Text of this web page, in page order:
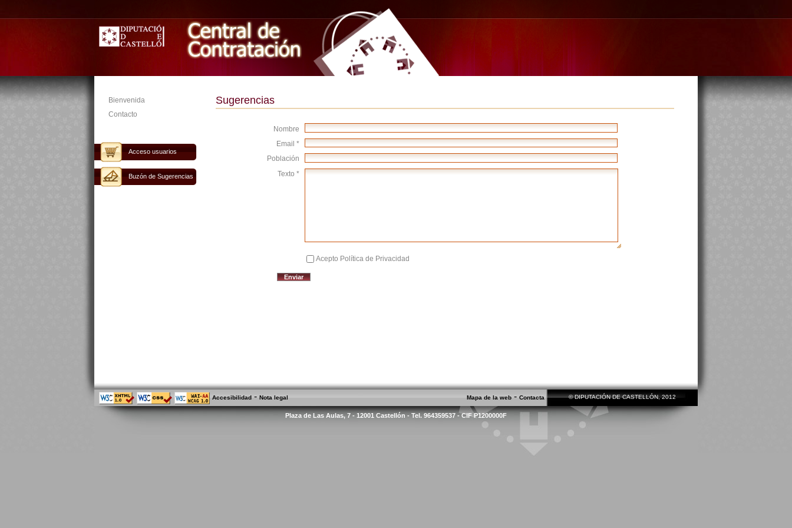
Bienvenida
Contacto
Acceso usuarios
Buzón de Sugerencias
Sugerencias
Nombre
Email *
Población
Texto *
Acepto Política de Privacidad
Accesibilidad - Nota legal Mapa de la web - Contacta © DIPUTACIÓN DE CASTELLÓN, 2012
Plaza de Las Aulas, 7 - 12001 Castellón - Tel. 964359537 - CIF P1200000F